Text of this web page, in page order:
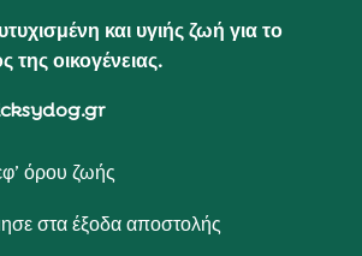
και υγιής ζωή για το
της οικογένειας.
όρου ζωής
στα έξοδα αποστολής